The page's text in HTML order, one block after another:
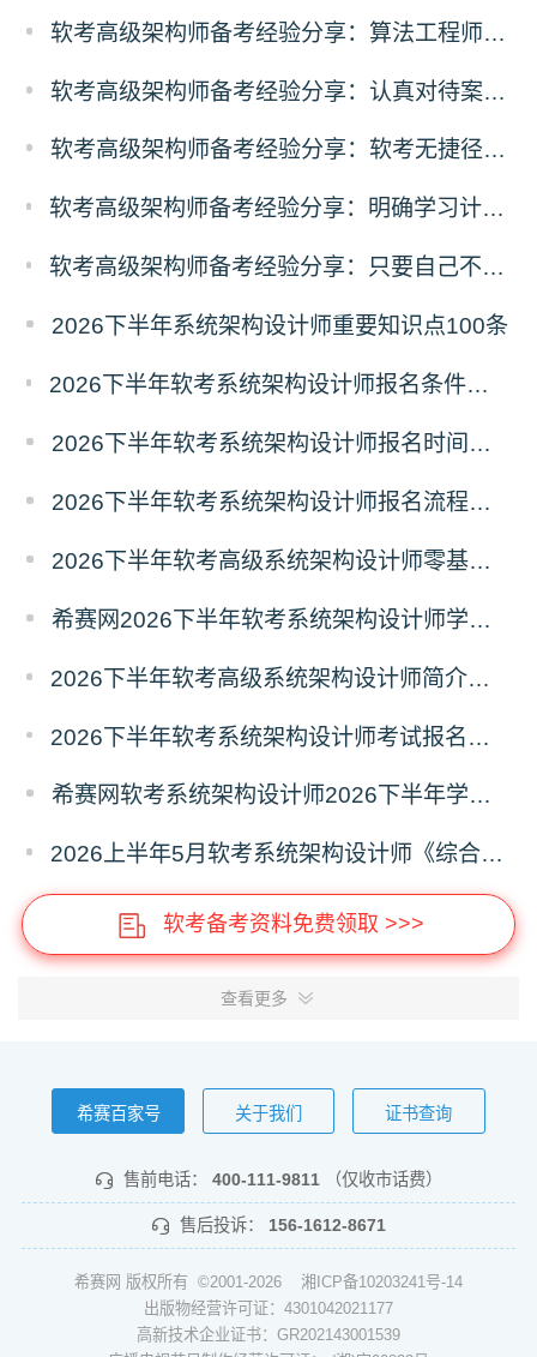
软考高级架构师备考经验分享：算法工程师的架构设计师学习经历
软考高级架构师备考经验分享：认真对待案例，重视AI技术
软考高级架构师备考经验分享：软考无捷径，功到自然成
软考高级架构师备考经验分享：明确学习计划，有序分配精力，坚持终会成功
软考高级架构师备考经验分享：只要自己不认输，那失败的概率就是0
2026下半年系统架构设计师重要知识点100条
2026下半年软考系统架构设计师报名条件有哪些？需要准备什么材料？
2026下半年软考系统架构设计师报名时间及条件
2026下半年软考系统架构设计师报名流程及注意事项
2026下半年软考高级系统架构设计师零基础备考建议
希赛网2026下半年软考系统架构设计师学习打卡表
2026下半年软考高级系统架构设计师简介（考试重点+范围）
2026下半年软考系统架构设计师考试报名什么时候开始？
希赛网软考系统架构设计师2026下半年学习计划
2026上半年5月软考系统架构设计师《综合知识》真题答案汇总
软考备考资料免费领取 >>>
查看更多
希赛百家号 关于我们 证书查询
售前电话： 400-111-9811 （仅收市话费）
售后投诉： 156-1612-8671
希赛网 版权所有 ©2001-2026 湘ICP备10203241号-14
出版物经营许可证：4301042021177
高新技术企业证书：GR202143001539